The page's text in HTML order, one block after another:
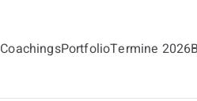
CoachingsPortfolioTermine 2026